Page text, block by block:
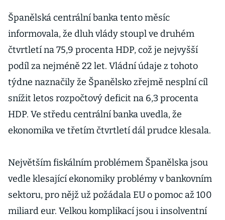
Španělská centrální banka tento měsíc
informovala, že dluh vlády stoupl ve druhém
čtvrtletí na 75,9 procenta HDP, což je nejvyšší
podíl za nejméně 22 let. Vládní údaje z tohoto
týdne naznačily že Španělsko zřejmě nesplní cíl
snížit letos rozpočtový deficit na 6,3 procenta
HDP. Ve středu centrální banka uvedla, že
ekonomika ve třetím čtvrtletí dál prudce klesala.
Největším fiskálním problémem Španělska jsou
vedle klesající ekonomiky problémy v bankovním
sektoru, pro nějž už požádala EU o pomoc až 100
miliard eur. Velkou komplikací jsou i insolventní